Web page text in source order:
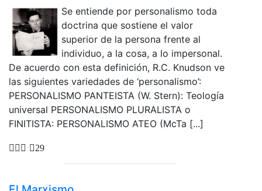
Se entiende por personalismo toda
doctrina que sostiene el valor
superior de la persona frente al
individuo, a la cosa, a lo impersonal.
De acuerdo con esta definición, R.C. Knudson ve
las siguientes variedades de ‘personalismo’:
PERSONALISMO PANTEISTA (W. Stern): Teología
universal PERSONALISMO PLURALISTA o
FINITISTA: PERSONALISMO ATEO (McTa [...]
29